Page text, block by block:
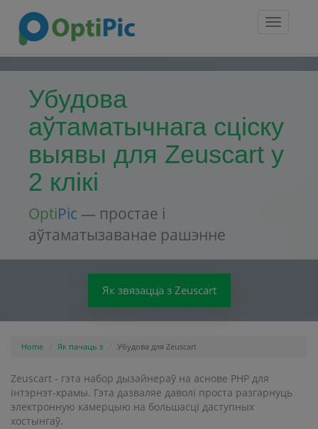
Toggle
Убудова
аўтаматычнага сціску
выявы для Zeuscart у
2 клікі
OptiPic — простае і
аўтаматызаванае рашэнне
Як звязацца з Zeuscart
Home Як пачаць з Убудова для Zeuscart
Zeuscart - гэта набор дызайнераў на аснове PHP для
інтэрнэт-крамы. Гэта дазваляе даволі проста разгарнуць
электронную камерцыю на большасці даступных
хостынгаў.